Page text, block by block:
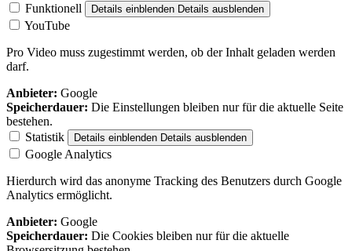
Funktionell
Details einblenden Details ausblenden
YouTube
Pro Video muss zugestimmt werden, ob der Inhalt geladen werden
darf.
Anbieter: Google
Speicherdauer: Die Einstellungen bleiben nur für die aktuelle Seite
bestehen.
Statistik
Details einblenden Details ausblenden
Google Analytics
Hierdurch wird das anonyme Tracking des Benutzers durch Google
Analytics ermöglicht.
Anbieter: Google
Speicherdauer: Die Cookies bleiben nur für die aktuelle